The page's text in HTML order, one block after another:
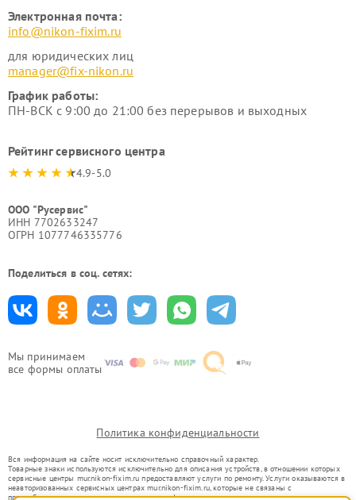
Мы принимаем
все формы оплаты
Электронная почта:
info@nikon-fixim.ru
для юридических лиц
manager@fix-nikon.ru
График работы:
ПН-ВСК с 9:00 до 21:00 без перерывов и выходных
Рейтинг сервисного центра
4.9-5.0
ООО "Русервис"
ИНН 7702633247
ОГРН 1077746335776
Поделиться в соц. сетях:
Политика конфиденциальности
Вся информация на сайте носит исключительно справочный характер.
Товарные знаки используются исключительно для описания устройств, в отношении которых
сервисные центры mur.nikon-fixim.ru предоставляют услуги по ремонту. Услуги оказываются в
неавторизованных сервисных центрах mur.nikon-fixim.ru, которые не связаны с
правообладателями товарных знаков или их официальными представителями.